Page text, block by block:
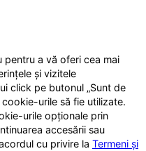
a vă oferi cea mai
și vizitele
click pe butonul „Sunt de
urile să fie utilizate.
urile opționale prin
accesării sau
cu privire la Termeni și